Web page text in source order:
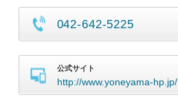
042-642-5225
公式サイト
http://www.yoneyama-hp.jp/